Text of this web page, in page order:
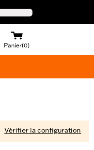
Panier(0)
Vérifier la configuration